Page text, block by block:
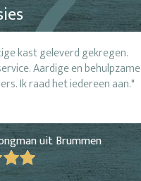
kast geleverd gekregen.
Aardige en behulpzame
Ik raad het iedereen aan.
uit Brummen